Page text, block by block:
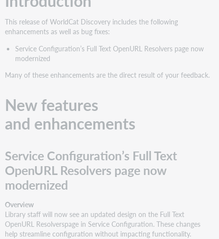
Full
OpenURL
Resolvers page
now
modernized
links
website
WorldCat
Discovery
events
websites
Include
Request
ID
problem
reports
This release of WorldCat Discovery includes the following
enhancements as well as bug fixes:
Service Configuration’s Full Text OpenURL Resolvers page now
modernized
Many of these enhancements are the direct result of your feedback.
New features
and enhancements
Service Configuration’s Full Text
OpenURL Resolvers page now
modernized
Overview
Library staff will now see an updated design on the Full Text
OpenURL Resolverspage in Service Configuration. These changes
help streamline configuration without impacting functionality.